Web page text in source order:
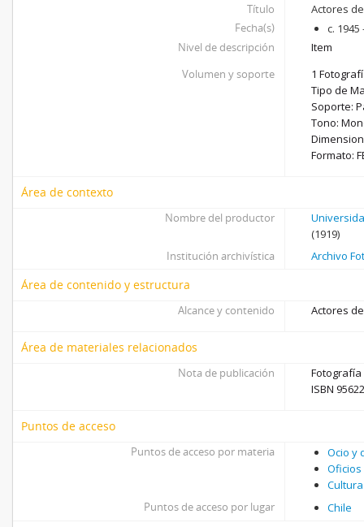
Título
Actores
Fecha(s)
c.
Nivel de descripción
Item
Volumen y soporte
1
Tipo de
Soporte:
Tono:
Formato:
Área de contexto
Nombre del productor
(1919)
Institución archivística
Archivo
Área de contenido y estructura
Alcance y contenido Actores
Área de materiales relacionados
Nota de publicación
ISBN
Puntos de acceso
Puntos de acceso por materia
Ocio y
Puntos de acceso por lugar
Chile